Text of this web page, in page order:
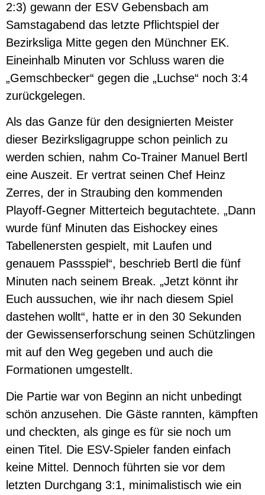
2:3) gewann der ESV Gebensbach am
Samstagabend das letzte Pflichtspiel der
Bezirksliga Mitte gegen den Münchner EK.
Eineinhalb Minuten vor Schluss waren die
„Gemschbecker“ gegen die „Luchse“ noch 3:4
zurückgelegen.
Als das Ganze für den designierten Meister
dieser Bezirksligagruppe schon peinlich zu
werden schien, nahm Co-Trainer Manuel Bertl
eine Auszeit. Er vertrat seinen Chef Heinz
Zerres, der in Straubing den kommenden
Playoff-Gegner Mitterteich begutachtete. „Dann
wurde fünf Minuten das Eishockey eines
Tabellenersten gespielt, mit Laufen und
genauem Passspiel“, beschrieb Bertl die fünf
Minuten nach seinem Break. „Jetzt könnt ihr
Euch aussuchen, wie ihr nach diesem Spiel
dastehen wollt“, hatte er in den 30 Sekunden
der Gewissenserforschung seinen Schützlingen
mit auf den Weg gegeben und auch die
Formationen umgestellt.
Die Partie war von Beginn an nicht unbedingt
schön anzusehen. Die Gäste rannten, kämpften
und checkten, als ginge es für sie noch um
einen Titel. Die ESV-Spieler fanden einfach
keine Mittel. Dennoch führten sie vor dem
letzten Durchgang 3:1, minimalistisch wie ein